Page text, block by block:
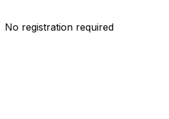
No registration required